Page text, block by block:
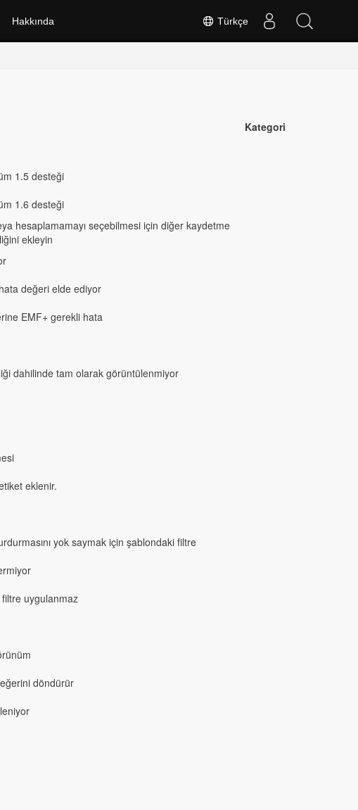
Türkçe
Hakkında
Kategori
1.5 desteği
1.6 desteği
hesaplamamayı seçebilmesi için diğer kaydetme
ekleyin
değeri elde ediyor
EMF+ gerekli hata
dahilinde tam olarak görüntülenmiyor
eklenir.
yok saymak için şablondaki filtre
filtre uygulanmaz
döndürür